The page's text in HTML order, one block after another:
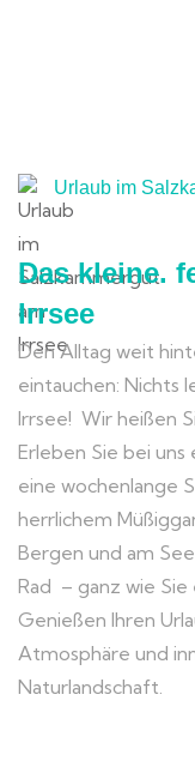
Urlaub im
Das kleine.
Irrsee
Den Alltag weit
eintauchen: Nichts
Irrsee! Wir heißen
Erleben Sie bei
eine wochenlange
herrlichem
Bergen und am
Rad – ganz wie Sie
Genießen Ihren
Atmosphäre und
Naturlandschaft.